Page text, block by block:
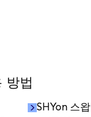
법
SHYon 스왑